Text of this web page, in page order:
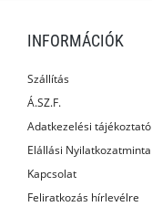
INFORMÁCIÓK
Szállítás
Á.SZ.F.
Adatkezelési tájékoztató
Elállási Nyilatkozatminta
Kapcsolat
Feliratkozás hírlevélre